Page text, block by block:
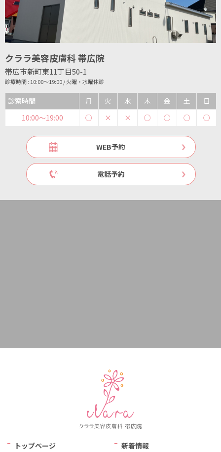
クララ美容皮膚科 帯広院
帯広市新町東11丁目50-1
診療時間 : 10:00～19:00 / 火曜・水曜休診
診察時間 月 火 水 木 金 土
日
10:00〜19:00
○ × × ○ ○ ○ ○
WEB予約
電話予約
トップページ 新着情報